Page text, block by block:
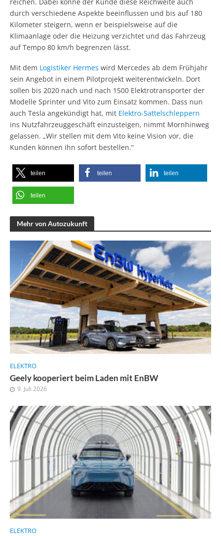
durch verschiedene Aspekte beeinflussen und bis auf 180
Kilometer steigern, wenn er beispielsweise auf die
Klimaanlage oder die Heizung verzichtet und das Fahrzeug
auf Tempo 80 km/h begrenzen lässt.
Mit dem Logistiker Hermes wird Mercedes ab dem Frühjahr
sein Angebot in einem Pilotprojekt weiterentwickeln. Dort
sollen bis 2020 nach und nach 1500 Elektrotransporter der
Modelle Sprinter und Vito zum Einsatz kommen. Dass nun
auch Tesla angekündigt hat, mit Elektro-Sattelschleppern
ins Nutzfahrzeuggeschäft einzusteigen, nimmt Mornhinweg
gelassen. „Wir stellen mit dem Vito keine Vision vor, die
Kunden können ihn sofort bestellen.“
teilen teilen teilen
teilen
Mehr von Autozukunft
ELEKTRO
Geely kooperiert beim Laden mit EnBW
9. Juli 2026
ELEKTRO